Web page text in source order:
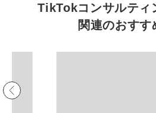
正社員
TikTokコンサルティ
関連のおすす